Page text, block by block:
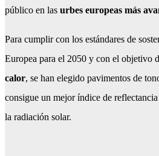
público en las urbes europeas más
Para cumplir con los estándares de
Europea para el 2050 y con el objetivo
calor, se han elegido pavimentos de
consigue un mejor índice de
la radiación solar.